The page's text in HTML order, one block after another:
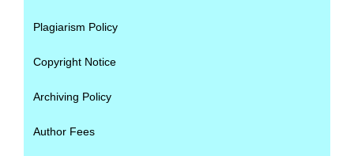
Plagiarism Policy
Copyright Notice
Archiving Policy
Author Fees